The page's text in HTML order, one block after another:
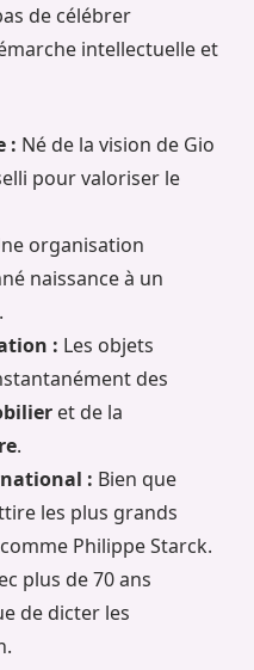
de célébrer
intellectuelle et
: Né de la vision de Gio
pour valoriser le
organisation
naissance à un
: Les objets
des
et de la
.
: Bien que
les plus grands
Philippe Starck.
plus de 70 ans
de dicter les